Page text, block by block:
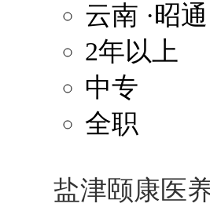
云南 ·昭通
2年以上
中专
全职
盐津颐康医